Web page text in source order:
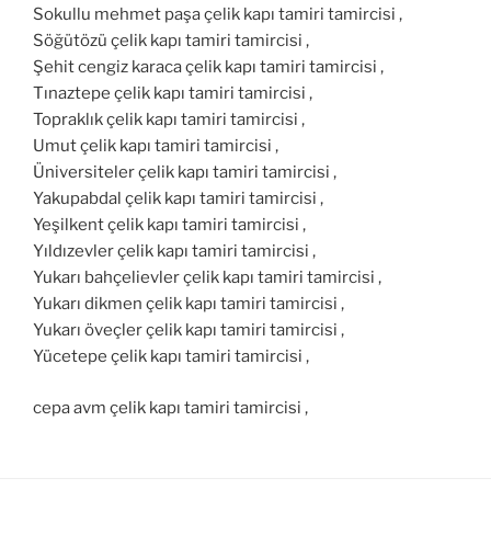
Sokullu mehmet paşa çelik kapı tamiri tamircisi ,
Söğütözü çelik kapı tamiri tamircisi ,
Şehit cengiz karaca çelik kapı tamiri tamircisi ,
Tınaztepe çelik kapı tamiri tamircisi ,
Topraklık çelik kapı tamiri tamircisi ,
Umut çelik kapı tamiri tamircisi ,
Üniversiteler çelik kapı tamiri tamircisi ,
Yakupabdal çelik kapı tamiri tamircisi ,
Yeşilkent çelik kapı tamiri tamircisi ,
Yıldızevler çelik kapı tamiri tamircisi ,
Yukarı bahçelievler çelik kapı tamiri tamircisi ,
Yukarı dikmen çelik kapı tamiri tamircisi ,
Yukarı öveçler çelik kapı tamiri tamircisi ,
Yücetepe çelik kapı tamiri tamircisi ,
cepa avm çelik kapı tamiri tamircisi ,